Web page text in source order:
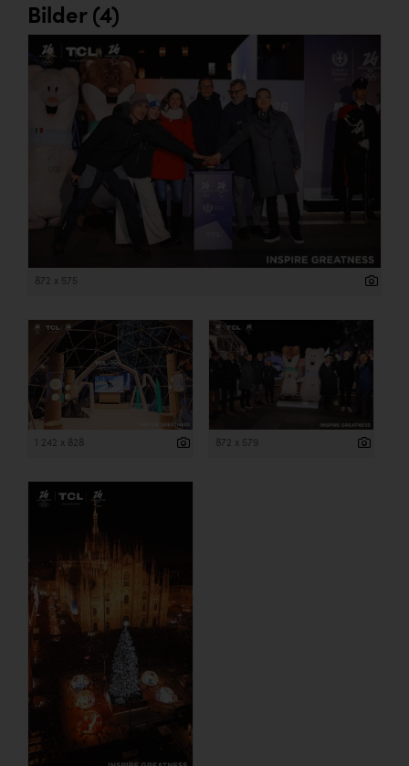
Bilder (4)
872 x 575
1 242 x 828 872 x 579